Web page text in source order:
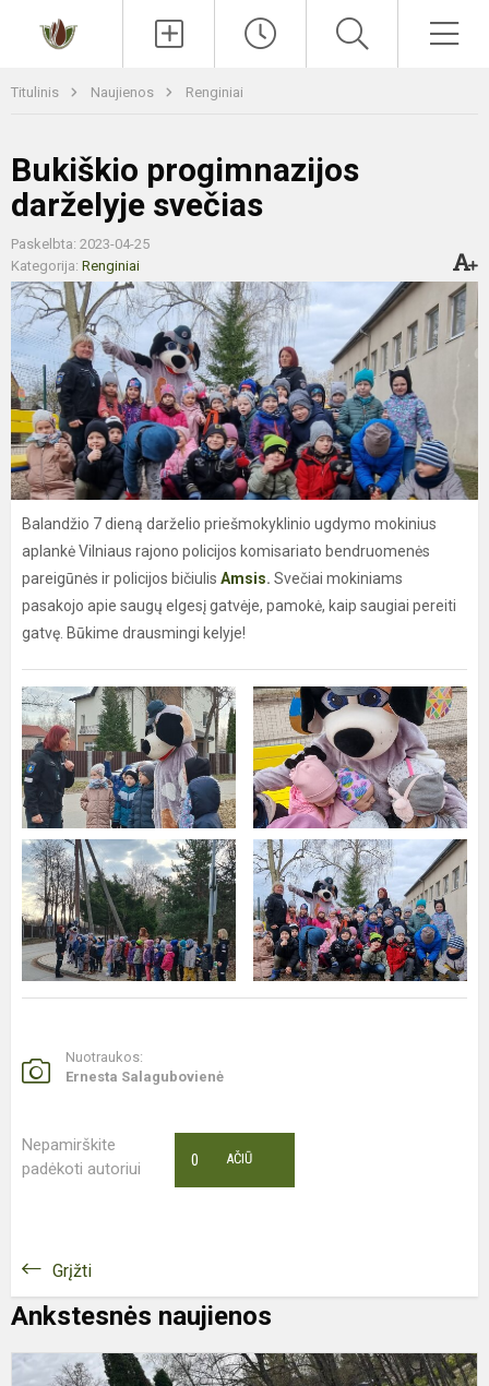
Titulinis Naujienos Renginiai
Bukiškio progimnazijos
darželyje svečias
Paskelbta: 2023-04-25
Kategorija: Renginiai
Balandžio 7 dieną darželio priešmokyklinio ugdymo mokinius
aplankė Vilniaus rajono policijos komisariato bendruomenės
pareigūnės ir policijos bičiulis Amsis. Svečiai mokiniams
pasakojo apie saugų elgesį gatvėje, pamokė, kaip saugiai pereiti
gatvę. Būkime drausmingi kelyje!
Nuotraukos:
Ernesta Salagubovienė
Nepamirškite
padėkoti autoriui
AČIŪ
0
Grįžti
Ankstesnės naujienos